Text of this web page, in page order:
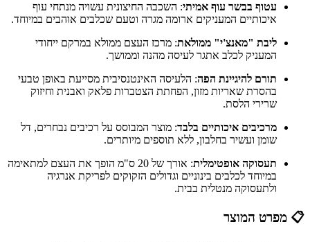
עטוף בבשר עוף אמיתי: השכבה החיצונית עשויה מנתחי עוף
איכותיים המעניקים ארומה מגרה וטעם שכלבים אוהבים במיוחד.
ליבת "מאנצ'י" ממולאת: מרכז העצם ממולא במרקם ייחודי
המעניק לכלב אתגר לעיסה מהנה וממושך.
תורם להיגיינת הפה: הלעיסה האינטנסיבית מסייעת באופן טבעי
בהסרת שאריות מזון, הפחתת הצטברות פלאק ואבנית וחיזוק
שרירי הלסת.
מרכיבים איכותיים בלבד: מוצר המבוסס על רכיבים נבחרים, דל
שומן ועשיר בחלבון, ללא תוספים מיותרים.
תעסוקה אופטימלית
: אורך של 20 ס"מ הופך את העצם למתאימה
במיוחד לכלבים בינוניים וגדולים הזקוקים לפריקת אנרגיה
ולתעסוקה מנטלית בבית.
📋 מפרט המוצר